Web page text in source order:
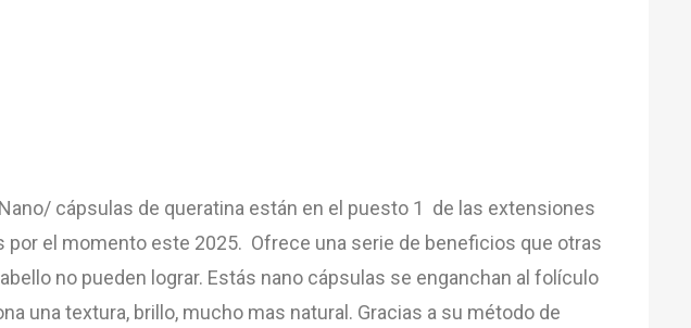
cápsulas de queratina están en el puesto 1 de las extensiones
por el momento este 2025. Ofrece una serie de beneficios que otras
no pueden lograr. Estás nano cápsulas se enganchan al folículo
una textura, brillo, mucho mas natural. Gracias a su método de